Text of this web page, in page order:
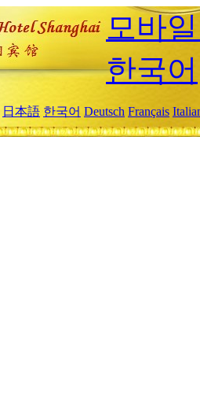
모바
한국어
日本語 한국어 Deutsch Français